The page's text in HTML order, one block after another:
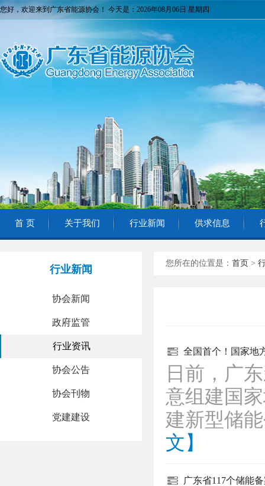
您好，欢迎来到广东省能源协会！ 今天是：2026年08月06日 星期四
首 页 关于我们 行业新闻 供求信息
行业新闻
协会新闻
政府监管
行业资讯
协会公告
协会刊物
党建建设
您所在的位置是： 首页 >
全国首个！国家地
日前，广
意组建国
建新型储
文】
广东省117个储能